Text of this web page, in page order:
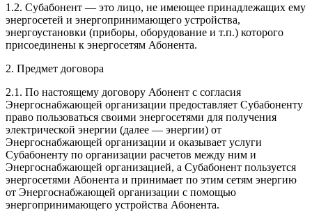
1.2. Субабонент — это лицо, не имеющее принадлежащих ему
энергосетей и энергопринимающего устройства,
энергоустановки (приборы, оборудование и т.п.) которого
присоединены к энергосетям Абонента.
2. Предмет договора
2.1. По настоящему договору Абонент с согласия
Энергоснабжающей организации предоставляет Субабоненту
право пользоваться своими энергосетями для получения
электрической энергии (далее — энергии) от
Энергоснабжающей организации и оказывает услуги
Субабоненту по организации расчетов между ним и
Энергоснабжающей организацией, а Субабонент пользуется
энергосетями Абонента и принимает по этим сетям энергию
от Энергоснабжающей организации с помощью
энергопринимающего устройства Абонента.